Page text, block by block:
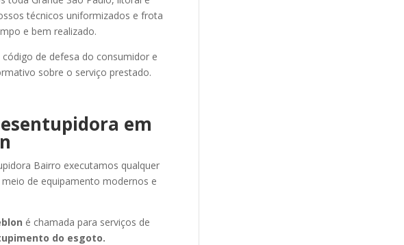
técnicos uniformizados e frota
e bem realizado.
de defesa do consumidor e
sobre o serviço prestado.
em
Bairro executamos qualquer
de equipamento modernos e
é chamada para serviços de
do esgoto.